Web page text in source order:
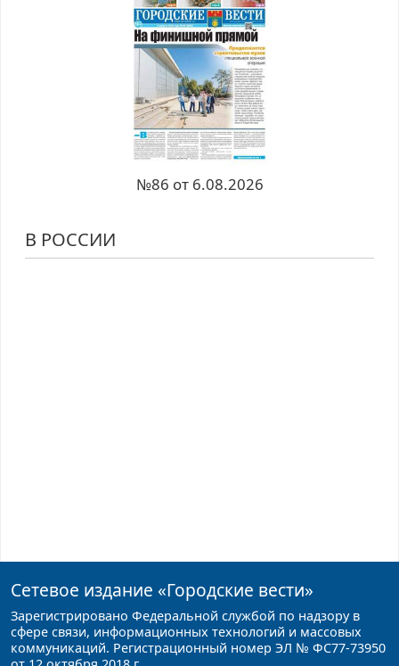
№86 от 6.08.2026
В РОССИИ
Сетевое издание «Городские вести»
Зарегистрировано Федеральной службой по надзору в
сфере связи, информационных технологий и массовых
коммуникаций. Регистрационный номер ЭЛ № ФС77-73950